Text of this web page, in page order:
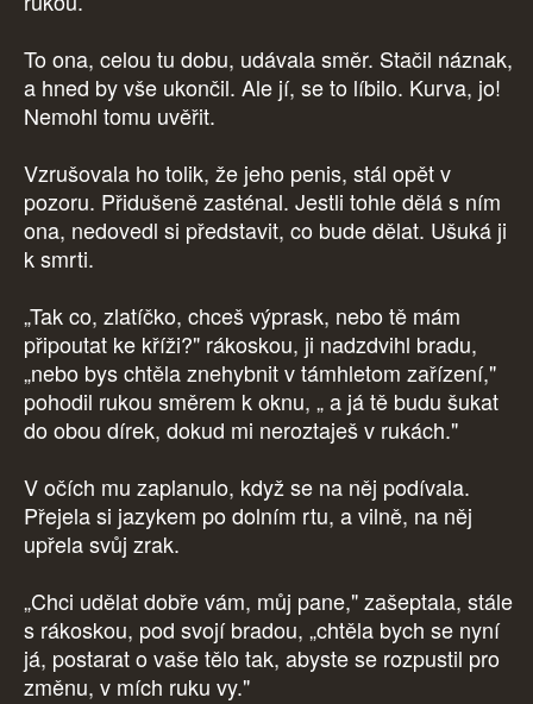
To ona, celou tu dobu, udávala směr. Stačil náznak,
a hned by vše ukončil. Ale jí, se to líbilo. Kurva, jo!
Nemohl tomu uvěřit.
Vzrušovala ho tolik, že jeho penis, stál opět v
pozoru. Přidušeně zasténal. Jestli tohle dělá s ním
ona, nedovedl si představit, co bude dělat. Ušuká ji
k smrti.
„Tak co, zlatíčko, chceš výprask, nebo tě mám
připoutat ke kříži?" rákoskou, ji nadzdvihl bradu,
„nebo bys chtěla znehybnit v támhletom zařízení,"
pohodil rukou směrem k oknu, „ a já tě budu šukat
do obou dírek, dokud mi neroztaješ v rukách."
V očích mu zaplanulo, když se na něj podívala.
Přejela si jazykem po dolním rtu, a vilně, na něj
upřela svůj zrak.
„Chci udělat dobře vám, můj pane," zašeptala, stále
s rákoskou, pod svojí bradou, „chtěla bych se nyní
já, postarat o vaše tělo tak, abyste se rozpustil pro
změnu, v mích ruku vy."